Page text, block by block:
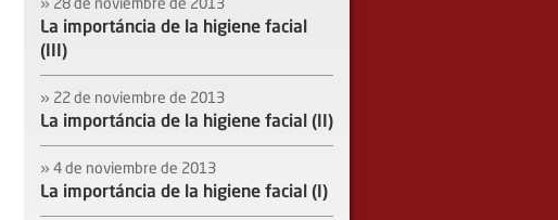
» 28 de noviembre de 2013
La importáncia de la higiene facial
(III)
» 22 de noviembre de 2013
La importáncia de la higiene facial (II)
» 4 de noviembre de 2013
La importáncia de la higiene facial (I)